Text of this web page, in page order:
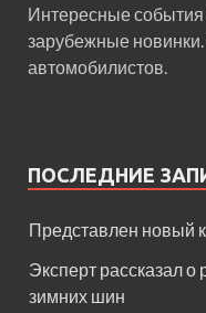
Интересные события
зарубежные
автомобилистов.
ПОСЛЕДНИЕ
Представлен новый
Эксперт рассказал о
зимних шин